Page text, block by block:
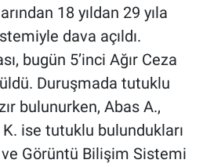
18 yıldan 29 yıla
dava açıldı.
bugün 5’inci Ağır Ceza
Duruşmada tutuklu
bulunurken, Abas A.,
ise tutuklu bulundukları
Görüntü Bilişim Sistemi